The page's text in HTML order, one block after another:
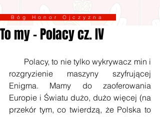
Honor Ojczyzna
To my - Polacy cz. IV
rozgryzienie maszyny szyfrującej
Enigma. Mamy do zaoferowania
Europie i Światu dużo, dużo więcej (na
przekór tym, co twierdzą, że Polska to